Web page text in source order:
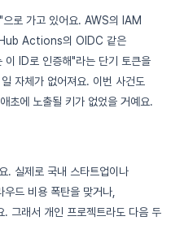
로 가고 있어요. AWS의 IAM
Actions의 OIDC 같은
이 ID로 인증해"라는 단기 토큰을
자체가 없어져요. 이번 사건도
초에 노출될 키가 없었을 거예요.
. 실제로 국내 스타트업이나
드 비용 폭탄을 맞거나,
. 그래서 개인 프로젝트라도 다음 두